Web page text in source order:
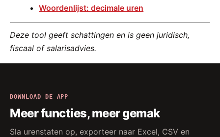
Woordenlijst: decimale uren
Deze tool geeft schattingen en is geen juridisch,
fiscaal of salarisadvies.
DOWNLOAD DE APP
Meer functies, meer gemak
Sla urenstaten op, exporteer naar Excel, CSV en